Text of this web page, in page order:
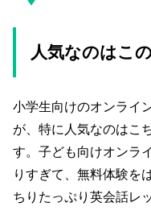
人気なのはこ
小学生向けのオンライ
が、特に人気なのはこ
す。子ども向けオンラ
りすぎて、無料体験を
ちりたっぷり英会話レ